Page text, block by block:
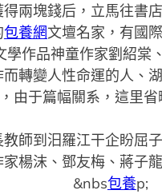
兩塊錢后，立馬往書
包養網文壇名家，有國
作品神童作家劉紹
轉變人性命運的人、
，由于篇
師到汨羅江干企盼屈
楊沫、鄧友梅、蔣子
&nbs包養